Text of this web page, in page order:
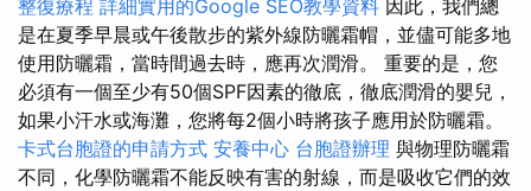
整復療程 詳細實用的Google SEO教學資料 因此，我們總
是在夏季早晨或午後散步的紫外線防曬霜帽，並儘可能多地
使用防曬霜，當時間過去時，應再次潤滑。 重要的是，您
必須有一個至少有50個SPF因素的徹底，徹底潤滑的嬰兒，
如果小汗水或海灘，您將每2個小時將孩子應用於防曬霜。
卡式台胞證的申請方式 安養中心 台胞證辦理 與物理防曬霜
不同，化學防曬霜不能反映有害的射線，而是吸收它們的效